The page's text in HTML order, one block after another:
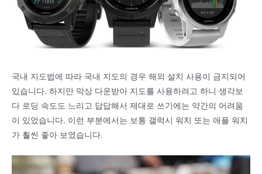
국내 지도법에 따라 국내 지도의 경우 해외 설치 사용이 금지되어
있습니다. 하지만 막상 다운받아 지도를 사용하려고 하니 생각보
다 로딩 속도도 느리고 답답해서 제대로 쓰기에는 약간의 어려움
이 있었습니다. 이런 부분에서는 보통 갤럭시 워치 또는 애플 워치
가 훨씬 좋아 보였습니다.